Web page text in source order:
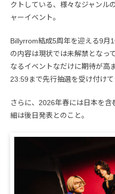
クトしている、様々なジャンル
ャーイベント。
Billyrrom結成5周年を迎える9月
の内容は現状では未解禁となっ
なるイベントなだけに期待が高
23:59まで先行抽選を受け付けて
さらに、2026年春には日本を
細は後日発表とのこと。